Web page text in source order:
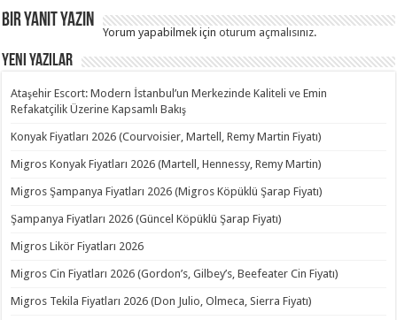
Bir yanıt yazın
Yorum yapabilmek içinoturum açmalısınız.
Yeni Yazılar
Ataşehir Escort: Modern İstanbul’un Merkezinde Kaliteli ve Emin
Refakatçilik Üzerine Kapsamlı Bakış
Konyak Fiyatları 2026 (Courvoisier, Martell, Remy Martin Fiyatı)
Migros Konyak Fiyatları 2026 (Martell, Hennessy, Remy Martin)
Migros Şampanya Fiyatları 2026 (Migros Köpüklü Şarap Fiyatı)
Şampanya Fiyatları 2026 (Güncel Köpüklü Şarap Fiyatı)
Migros Likör Fiyatları 2026
Migros Cin Fiyatları 2026 (Gordon’s, Gilbey’s, Beefeater Cin Fiyatı)
Migros Tekila Fiyatları 2026 (Don Julio, Olmeca, Sierra Fiyatı)